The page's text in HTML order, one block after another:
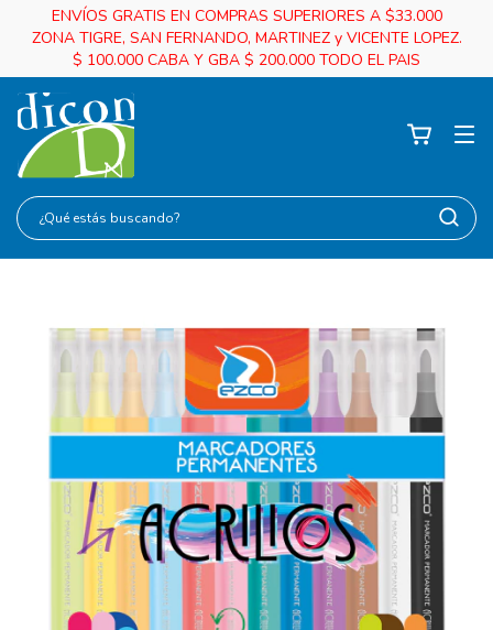
ENVÍOS GRATIS EN COMPRAS SUPERIORES A $33.000
ZONA TIGRE, SAN FERNANDO, MARTINEZ y VICENTE LOPEZ.
$ 100.000 CABA Y GBA $ 200.000 TODO EL PAIS